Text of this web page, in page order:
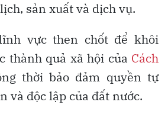
sản xuất và dịch vụ.
vực then chốt để khôi
thành quả xã hội của Cách
thời bảo đảm quyền tự
và độc lập của đất nước.